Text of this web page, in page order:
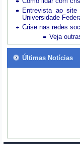
Entrevista ao site
Universidade
Crise nas redes
Veja
Últimas Notícias